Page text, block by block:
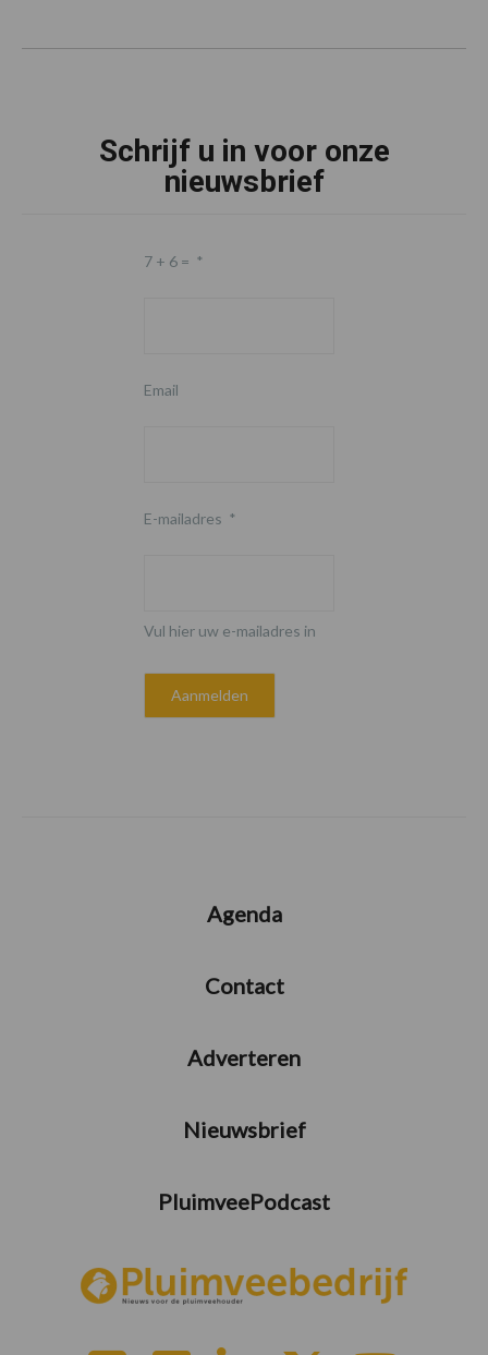
Schrijf u in voor onze
nieuwsbrief
7 + 6 = *
Email
E-mailadres *
Vul hier uw e-mailadres in
Agenda
Contact
Adverteren
Nieuwsbrief
PluimveePodcast